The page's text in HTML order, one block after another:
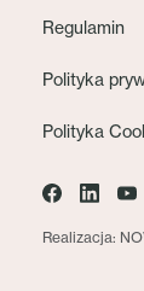
Regulamin
Polityka
Polityka
Realizacja: